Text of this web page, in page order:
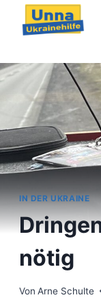
Inhalt
IN DER UKRAINE
nötig
Von Arne Schulte